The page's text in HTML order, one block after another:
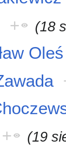
+ (18
Oleś
+ (19